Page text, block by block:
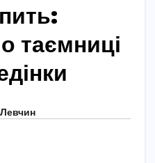
таємниці